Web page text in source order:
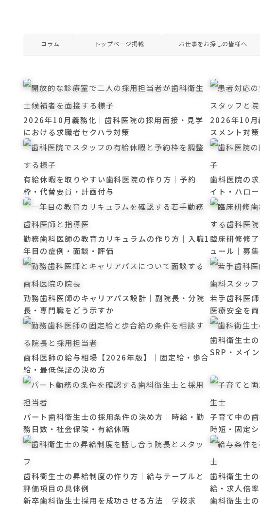
コラム トップページ掲載 お仕事をお探しの皆様へ
2026年10月義務化｜歯科医院の採用面接・見学
における求職者セクハラ対策
2026年10月
スメント対策
有給休暇を取りやすい歯科医院の作り方｜予約
枠・代替要員・計画付与
歯科医院の
イト・ハロ
勤務歯科医師の教育カリキュラムの作り方｜入職1
年目の症例・面談・評価
臨床研修修
ュール｜募
勤務歯科医師のキャリアパス設計｜副院長・分院
長・専門職をどう示すか
若手歯科医
医療安全を
歯科医師の給与相場【2026年版】｜固定給・歩合
給・最低保証の決め方
歯科衛生士
SRP・メイ
パート歯科衛生士の採用条件の決め方｜時給・勤
務日数・社会保険・有給休暇
子育て中の
時短・固定
歯科衛生士の昇給制度の作り方｜給与テーブルと
評価項目の具体例
歯科衛生士
給・求人倍
新卒歯科衛生士採用を成功させる方法｜学校求
歯科衛生士